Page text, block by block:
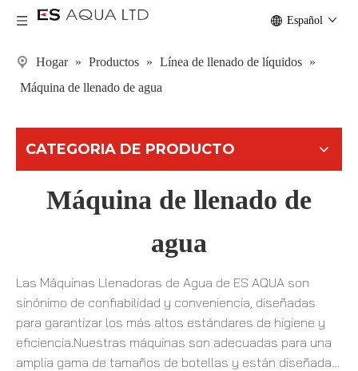
Español
Hogar » Productos » Línea de llenado de líquidos »
Máquina de llenado de agua
CATEGORIA DE PRODUCTO
Máquina de llenado de
agua
Las Máquinas Llenadoras de Agua de ES AQUA son
sinónimo de confiabilidad y conveniencia, diseñadas
para garantizar los más altos estándares de higiene y
eficiencia.Nuestras máquinas son adecuadas para una
amplia gama de tamaños de botellas y están diseñadas